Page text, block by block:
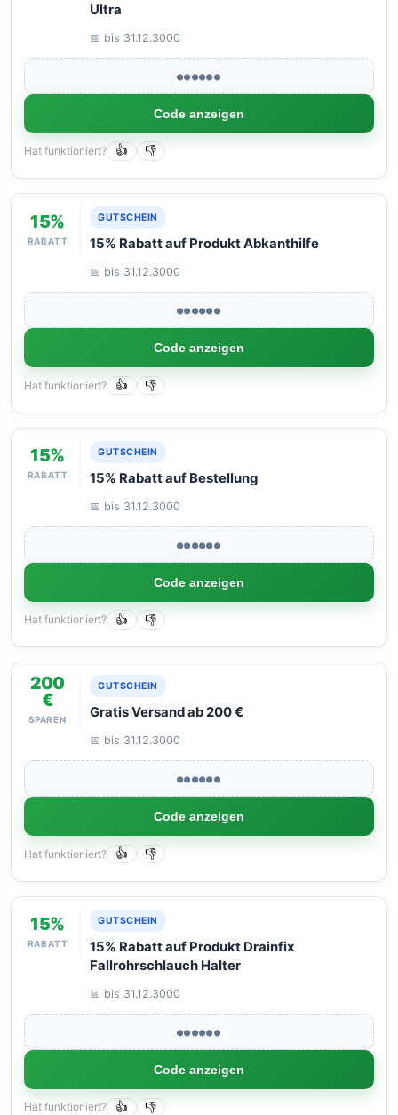
Ultra
📅 bis 31.12.3000
●●●●●●
Code anzeigen
Hat funktioniert? 👍 👎
15%
RABATT
GUTSCHEIN
15% Rabatt auf Produkt Abkanthilfe
📅 bis 31.12.3000
●●●●●●
Code anzeigen
Hat funktioniert? 👍 👎
15%
RABATT
GUTSCHEIN
15% Rabatt auf Bestellung
📅 bis 31.12.3000
●●●●●●
Code anzeigen
Hat funktioniert? 👍 👎
200
€
SPAREN
GUTSCHEIN
Gratis Versand ab 200 €
📅 bis 31.12.3000
●●●●●●
Code anzeigen
Hat funktioniert? 👍 👎
15%
RABATT
GUTSCHEIN
15% Rabatt auf Produkt Drainfix
Fallrohrschlauch Halter
📅 bis 31.12.3000
●●●●●●
Code anzeigen
Hat funktioniert? 👍 👎